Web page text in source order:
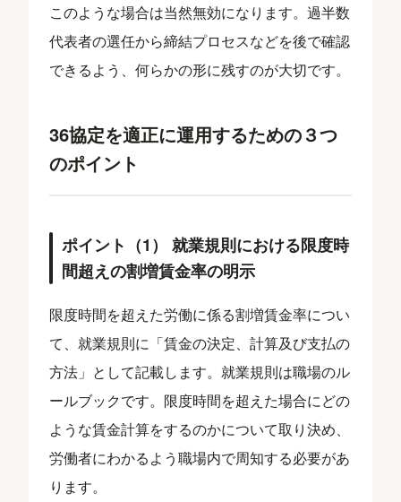
このような場合は当然無効になります。過半数
代表者の選任から締結プロセスなどを後で確認
できるよう、何らかの形に残すのが大切です。
36協定を適正に運用するための３つ
のポイント
ポイント（1） 就業規則における限度時
間超えの割増賃金率の明示
限度時間を超えた労働に係る割増賃金率につい
て、就業規則に「賃金の決定、計算及び支払の
方法」として記載します。就業規則は職場のル
ールブックです。限度時間を超えた場合にどの
ような賃金計算をするのかについて取り決め、
労働者にわかるよう職場内で周知する必要があ
ります。